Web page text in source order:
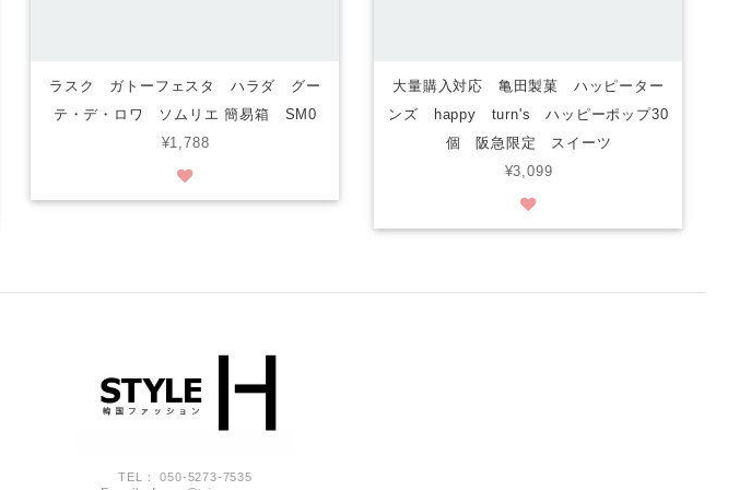
ラスク ガトーフェスタ ハラダ グー
テ・デ・ロワ ソムリエ 簡易箱 SM0
¥1,788
大量購入対応 亀田製菓 ハッピーター
ンズ happy turn's ハッピーポップ30
個 阪急限定 スイーツ
¥3,099
TEL： 050-5273-7535